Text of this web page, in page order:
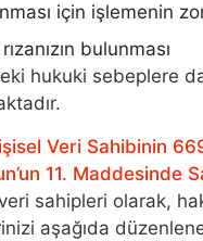
için işlemenin
bulunması
hukuki sebeplere
Veri Sahibinin
11. Maddesinde
sahipleri olarak,
aşağıda